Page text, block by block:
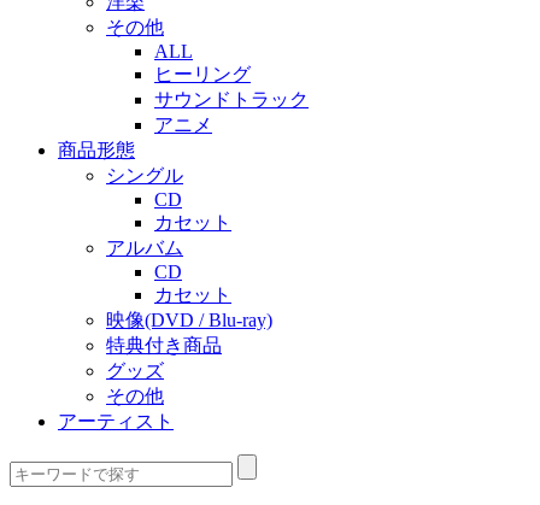
その他
ALL
ヒーリング
サウンドトラック
アニメ
商品形態
シングル
CD
カセット
アルバム
CD
カセット
映像(DVD / Blu-ray)
特典付き商品
グッズ
その他
アーティスト